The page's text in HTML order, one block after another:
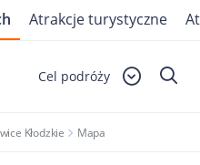
Cel podróży
Kłodzkie Mapa
Atrakcje turystyczne